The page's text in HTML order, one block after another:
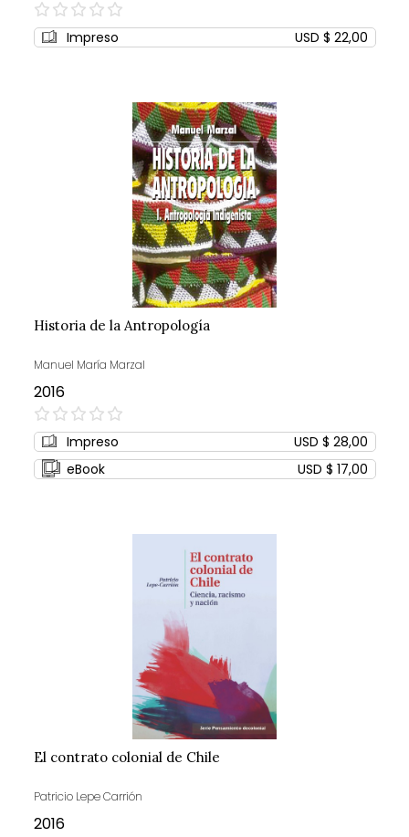
0%
Impreso USD $ 22,00
Historia de la Antropología
Manuel María Marzal
2016
0%
Impreso
USD $ 28,00
eBook
USD $ 17,00
El contrato colonial de Chile
Patricio Lepe Carrión
2016